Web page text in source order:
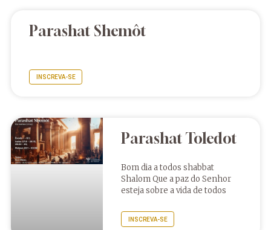
Parashat Shemôt
INSCREVA-SE
Parashat Toledot
Bom dia a todos shabbat
Shalom Que a paz do Senhor
esteja sobre a vida de todos
INSCREVA-SE